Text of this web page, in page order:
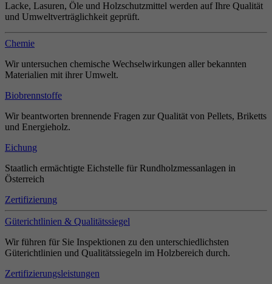
Lacke, Lasuren, Öle und Holzschutzmittel werden auf Ihre Qualität
und Umweltverträglichkeit geprüft.
Chemie
Wir untersuchen chemische Wechselwirkungen aller bekannten
Materialien mit ihrer Umwelt.
Biobrennstoffe
Wir beantworten brennende Fragen zur Qualität von Pellets, Briketts
und Energieholz.
Eichung
Staatlich ermächtigte Eichstelle für Rundholzmessanlagen in
Österreich
Zertifizierung
Güterichtlinien & Qualitätssiegel
Wir führen für Sie Inspektionen zu den unterschiedlichsten
Güterichtlinien und Qualitätssiegeln im Holzbereich durch.
Zertifizierungsleistungen